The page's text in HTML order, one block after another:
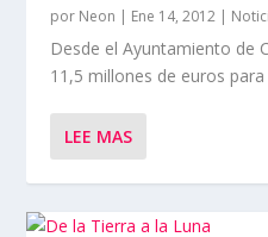
por Neon | Ene 14, 2012 |
Desde el Ayuntamiento de
11,5 millones de euros
LEE MAS